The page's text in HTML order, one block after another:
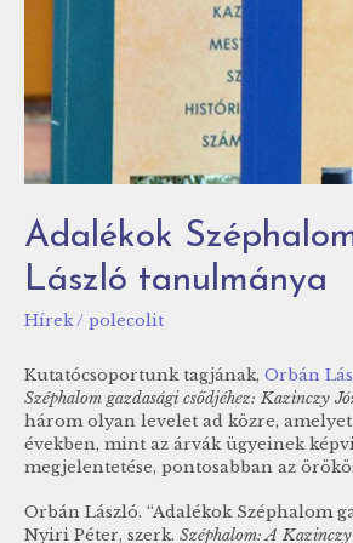
Adalékok
László tanulmánya
Hírek/ polecolit
Kutatócsoportunk tagjának, Orbán
Széphalom gazdasági csődjéhez: Kazinczy
három olyan levelet ad közre,
években, mint az árvák ügyeinek
megjelentetése, pontosabban az
Orbán László. “Adalékok Széphalom
Nyiri Péter, szerk. Széphalom: A